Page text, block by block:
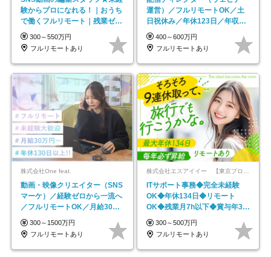
験からプロになれる！｜おうち
で働くフルリモート｜残業ゼロ
で18時退勤◎
300～550万円
フルリモートあり
運営）／フルリモートOK／土
日祝休み／年休123日／年収
600万円可
400～600万円
フルリモートあり
株式会社One feat.
動画・映像クリエイター（SNS
マーケ）／経験ゼロから一流へ
／フルリモートOK／月給30万
円～／年休130日以上
300～1500万円
フルリモートあり
ITサポート事務◆完全未経験
OK◆年休134日◆リモート
OK◆残業月7h以下◆賞与年3回
◆5年目まで必ず昇給
300～500万円
フルリモートあり